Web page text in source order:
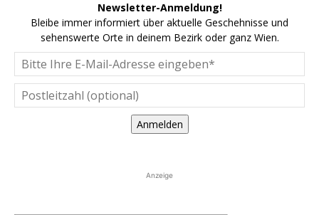
Newsletter-Anmeldung!
Bleibe immer informiert über aktuelle Geschehnisse und
sehenswerte Orte in deinem Bezirk oder ganz Wien.
Anmelden
Anzeige